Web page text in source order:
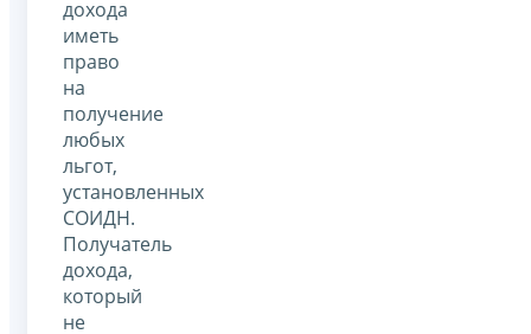
дохода
иметь
право
на
получение
любых
льгот,
установленных
СОИДН.
Получатель
дохода,
который
не